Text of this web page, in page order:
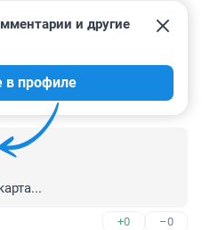
и другие
в профиле
+0 –0